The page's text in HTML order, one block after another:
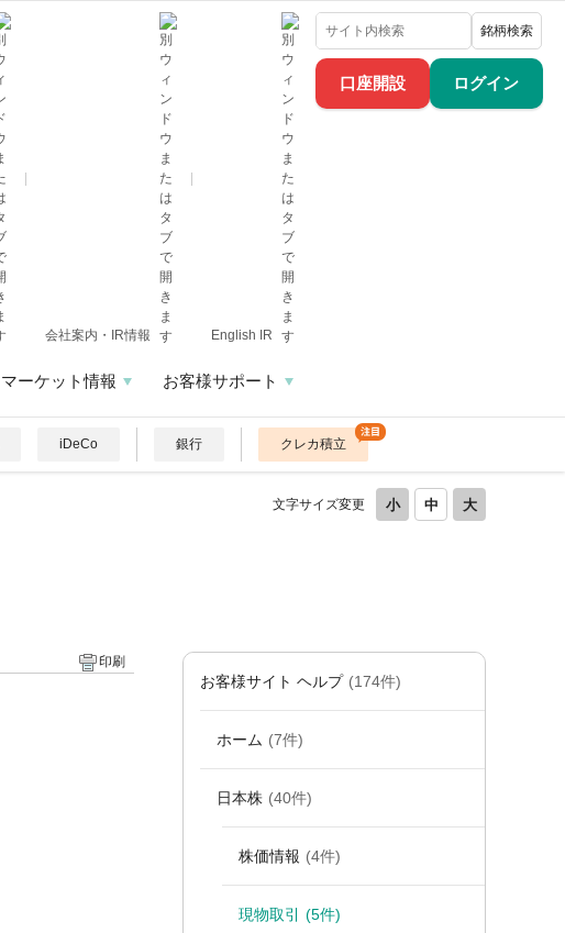
口座開設 ログイン
会社案内・IR情報 English IR
銘柄検索
マーケット情報 お客様サポート
iDeCo 銀行 クレカ積立
文字サイズ変更
お客様サイト ヘルプ (174件)
ホーム (7件)
日本株 (40件)
株価情報 (4件)
現物取引 (5件)
印刷